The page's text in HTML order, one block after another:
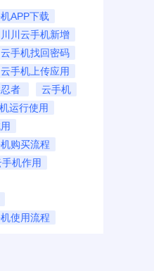
APP下载
川川云手机新增
云手机找回密码
云手机上传应用
者
云手机
运行使用
购买流程
机作用
使用流程